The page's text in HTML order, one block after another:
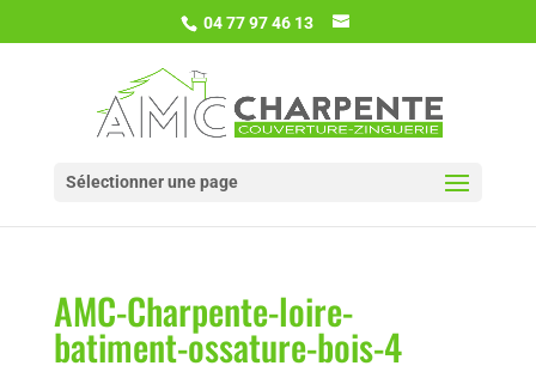
04 77 97 46 13
Sélectionner une page
AMC-Charpente-loire-
batiment-ossature-bois-4